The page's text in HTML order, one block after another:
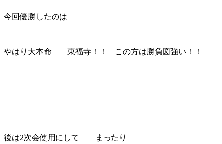
今回優勝したのは
やはり大本命 東福寺！！！この方は勝負図強い！！
後は2次会使用にして まったり